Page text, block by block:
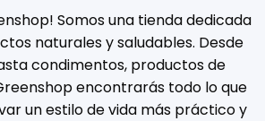
Somos una tienda dedicada
naturales y saludables. Desde
condimentos, productos de
encontrarás todo lo que
un estilo de vida más práctico y